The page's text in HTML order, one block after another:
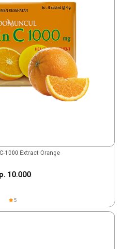
1000 Extract Orange
10.000
5